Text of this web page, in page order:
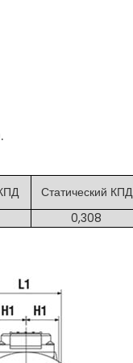
Статический КПД
0,308